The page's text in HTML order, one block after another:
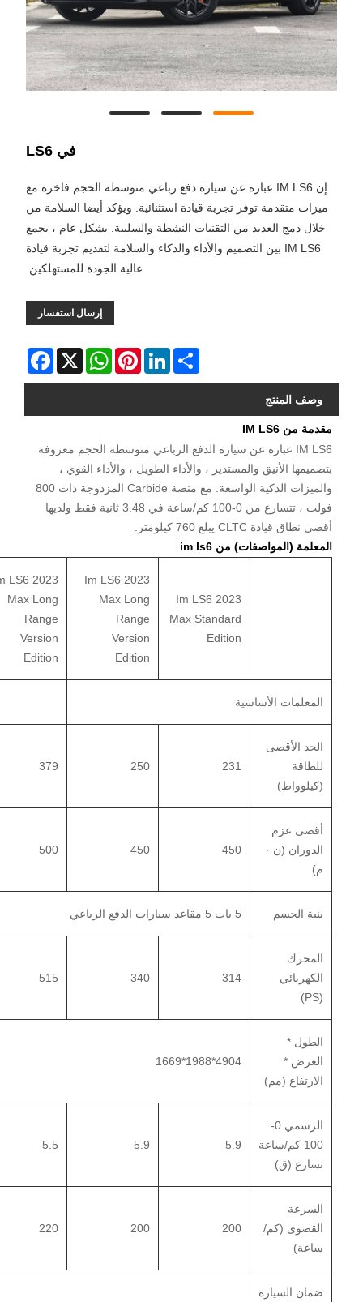
في LS6
إن IM LS6 عبارة عن سيارة دفع رباعي متوسطة الحجم فاخرة مع
ميزات متقدمة توفر تجربة قيادة استثنائية. ويؤكد أيضا السلامة من
خلال دمج العديد من التقنيات النشطة والسلبية. بشكل عام ، يجمع
IM LS6 بين التصميم والأداء والذكاء والسلامة لتقديم تجربة قيادة
عالية الجودة للمستهلكين.
إرسال استفسار
Facebook X
WhatsAppPinterestLinkedInShare
وصف المنتج
مقدمة من IM LS6
IM LS6 عبارة عن سيارة الدفع الرباعي متوسطة الحجم معروفة
بتصميمها الأنيق والمستدير ، والأداء الطويل ، والأداء القوي ،
والميزات الذكية الواسعة. مع منصة Carbide المزدوجة ذات 800
فولت ، تتسارع من 0-100 كم/ساعة في 3.48 ثانية فقط ولديها
أقصى نطاق قيادة CLTC يبلغ 760 كيلومتر.
المعلمة (المواصفات) من im ls6
Im LS6 2023
Max Standard
Edition
Im LS6 2023
Max Long
Range
Version
Edition
LS6 2023
Max Long
Range
Version
Edition
المعلمات الأساسية
الحد الأقصى
للطاقة
(كيلوواط)
231
250
379
أقصى عزم
الدوران (ن ·
م)
450
450
500
بنية الجسم 5 باب 5 مقاعد سيارات الدفع الرباعي
المحرك
الكهربائي
(PS)
314
340
515
الطول *
العرض *
الارتفاع (مم)
4904*1988*1669
الرسمي 0-
100 كم/ساعة
تسارع (ق)
5.9
5.9
5.5
السرعة
القصوى (كم/
ساعة)
200
200
220
ضمان السيارة